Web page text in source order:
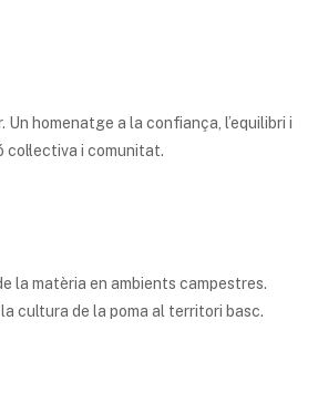
homenatge a la confiança, l’equilibri i
i comunitat.
la matèria en ambients campestres.
cultura de la poma al territori basc.